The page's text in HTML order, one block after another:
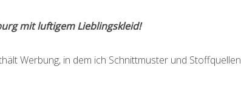
mit luftigem Lieblingskleid!
Werbung, in dem ich Schnittmuster und Stoffquellen